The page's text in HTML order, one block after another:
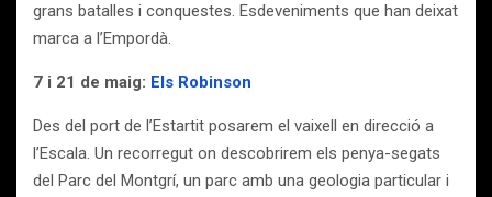
grans batalles i conquestes. Esdeveniments que han deixat
marca a l’Empordà.
7 i 21 de maig: Els Robinson
Des del port de l’Estartit posarem el vaixell en direcció a
l’Escala. Un recorregut on descobrirem els penya-segats
del Parc del Montgrí, un parc amb una geologia particular i